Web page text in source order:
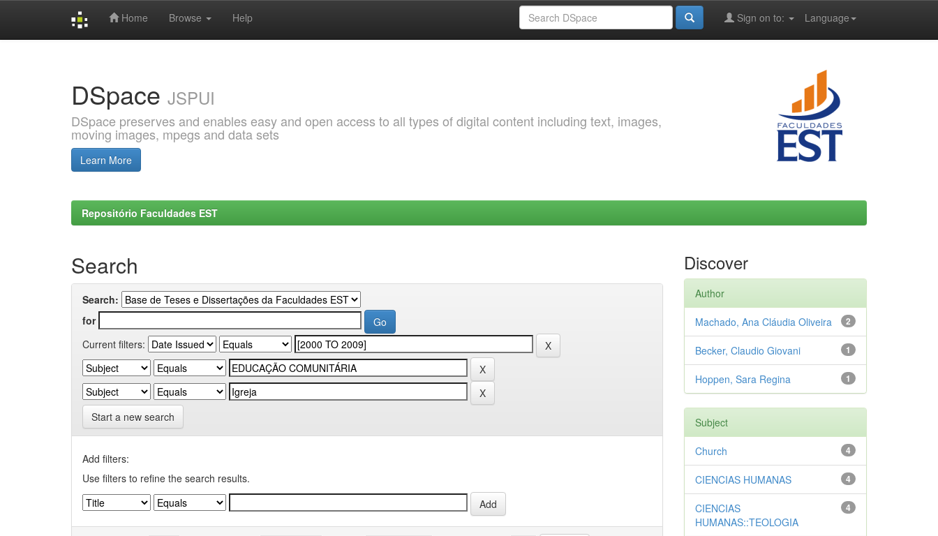
Home Browse Help Language
Sign on to:
DSpace JSPUI
DSpace preserves and enables easy and open access to all types of digital content including text, images,
moving images, mpegs and data sets
Learn More
Repositório Faculdades EST
Search
Search:
for
Current filters:
Start a new search
Add filters:
Use filters to refine the search results.
Discover
Author
2
Machado, Ana Cláudia Oliveira
1
Becker, Claudio Giovani
1
Hoppen, Sara Regina
Subject
4
Church
4
CIENCIAS HUMANAS
4
CIENCIAS
HUMANAS::TEOLOGIA